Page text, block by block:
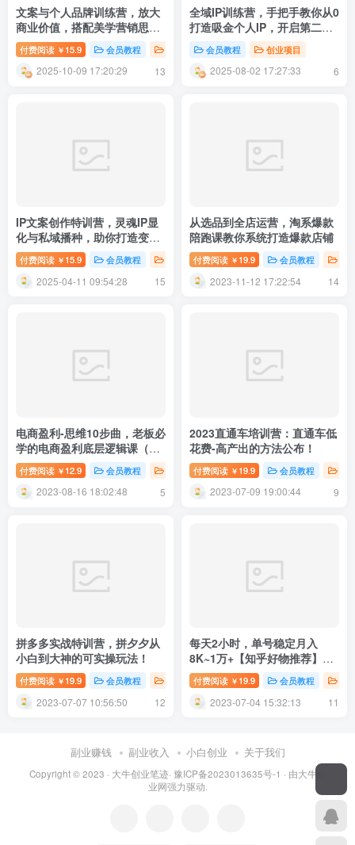
文案与个人品牌训练营，放大
商业价值，搭配美学营销思
维，助力私域转化率十倍提升
付费阅读 ￥ 15.9 会员教程 新媒体运营
2025-10-09 17:20:29 13
全域IP训练营，手把手教你从0
打造吸金个人IP，开启第二人
会员教程 创业项目
2025-08-02 17:27:33 6
IP文案创作特训营，灵魂IP显
化与私域播种，助你打造变现
闭环（14节课）
付费阅读 ￥ 15.9 会员教程 新媒体运营 精选推荐
2025-04-11 09:54:28 15
从选品到全店运营，淘系爆款
陪跑课教你系统打造爆款店铺
付费阅读 ￥ 19.9 会员教程
2023-11-12 17:22:54 14
电商盈利-思维10步曲，老板必
学的电商盈利底层逻辑课（21
节视频课）
付费阅读 ￥ 12.9 会员教程 新媒体运营 精选推荐
2023-08-16 18:02:48 5
2023直通车培训营：直通车低
花费-高产出的方法公布！
付费阅读 ￥ 19.9 会员教程
2023-07-09 19:00:44 9
拼多多实战特训营，拼夕夕从
小白到大神的可实操玩法！
付费阅读 ￥ 19.9 会员教程 创业项目 新媒体运营
2023-07-07 10:56:50 12
每天2小时，单号稳定月入
8K~1万+【知乎好物推荐】陪
跑训练营（详细教程）
付费阅读 ￥ 19.9 会员教程
2023-07-04 15:32:13 11
副业赚钱 副业收入 小白创业 关于我们
Copyright © 2023 · 大牛创业笔迹· 豫ICP备2023013635号-1 · 由大牛创
业网强力驱动.